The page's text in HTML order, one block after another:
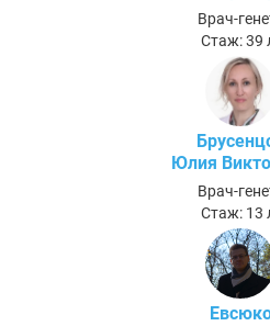
Врач-
Стаж: 39
Юлия
Врач-
Стаж: 13